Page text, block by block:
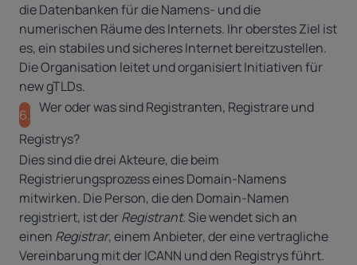
die Datenbanken für die Namens- und die
numerischen Räume des Internets. Ihr oberstes Ziel ist
es, ein stabiles und sicheres Internet bereitzustellen.
Die Organisation leitet und organisiert Initiativen für
new gTLDs.
6. Wer oder was sind Registranten, Registrare und
Registrys?
Dies sind die drei Akteure, die beim
Registrierungsprozess eines Domain-Namens
mitwirken. Die Person, die den Domain-Namen
registriert, ist derRegistrant. Sie wendet sich an
einen Registrar, einem Anbieter, der eine vertragliche
Vereinbarung mit der ICANN und den Registrys führt.